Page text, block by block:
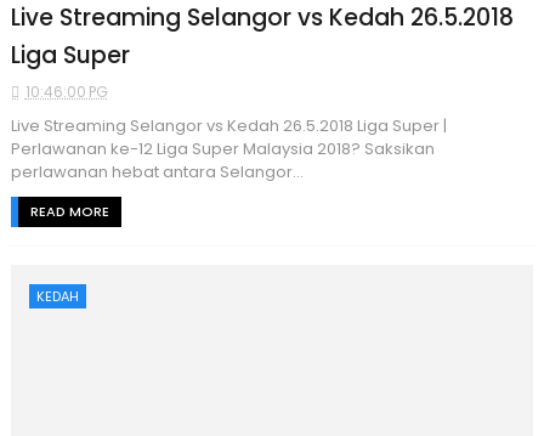
Live Streaming Selangor vs Kedah 26.5.2018
Liga Super
10:46:00 PG
Live Streaming Selangor vs Kedah 26.5.2018 Liga Super |
Perlawanan ke-12 Liga Super Malaysia 2018? Saksikan
perlawanan hebat antara Selangor...
READ MORE
KEDAH